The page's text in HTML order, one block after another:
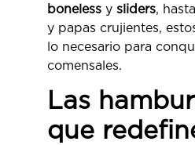
boneless y sliders,
y papas crujientes,
lo necesario para
comensales.
Las
que